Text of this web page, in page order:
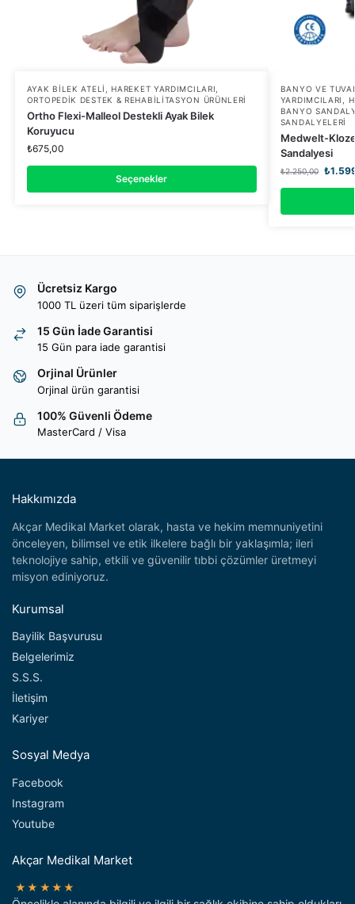
AYAK BILEK ATELI , HAREKET YARDIMCILARI,
ORTOPEDIK DESTEK & REHABILITASYON ÜRÜNLERI
Ortho Flexi-Malleol Destekli Ayak Bilek
Koruyucu
₺675,00
Seçenekler
BANYO VE
YARDIMCILARI ,
BANYO
SANDALYELERI
Medwelt-
Sandalyesi
₺2.250,00 ₺
Ücretsiz Kargo
1000 TL üzeri tüm siparişlerde
15 Gün İade Garantisi
15 Gün para iade garantisi
Orjinal Ürünler
Orjinal ürün garantisi
100% Güvenli Ödeme
MasterCard / Visa
Hakkımızda
Akçar Medikal Market olarak, hasta ve hekim memnuniyetini
önceleyen, bilimsel ve etik ilkelere bağlı bir yaklaşımla; ileri
teknolojiye sahip, etkili ve güvenilir tıbbi çözümler üretmeyi
misyon ediniyoruz.
Kurumsal
Bayilik Başvurusu
Belgelerimiz
S.S.S.
İletişim
Kariyer
Sosyal Medya
Facebook
Instagram
Youtube
Akçar Medikal Market
★★★★★